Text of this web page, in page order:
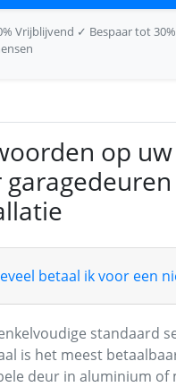
Vrijblijvend ✓ Bespaar tot 30%
op
betaal ik voor een
standaard
is het meest
deur in aluminium of